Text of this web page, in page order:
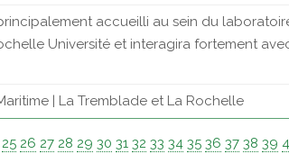
accueilli au sein du laboratoire
Université et interagira fortement
| La Tremblade et La Rochelle
25 26 27 28 29 30 31 32 33 34 35 36 37 38 39